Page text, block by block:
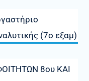
(7ο εξαμ)
8ου ΚΑΙ